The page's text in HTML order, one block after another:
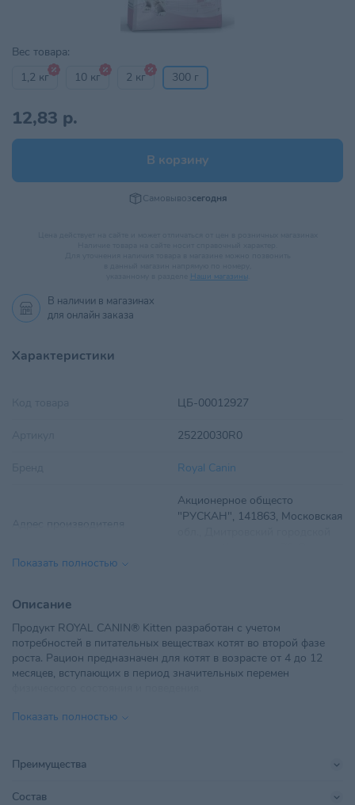
Вес товара:
1,2 кг
10 кг 2 кг 300 г
12,83 р.
В корзину
Самовывозсегодня
Наши магазины.
В наличии в магазинах
для онлайн заказа
Характеристики
ЦБ-00012927
25220030R0
Royal Canin
Акционерное общесто
"РУСКАН", 141863, Московская
Вид корма
Вкус Птица
Возраст питомца Котята
Линейка бренда
Показать полностью
Описание
Продукт ROYAL CANIN® Kitten разработан с учетом
потребностей в питательных веществах котят во второй фазе
роста. Рацион предназначен для котят в возрасте от 4 до 12
месяцев, вступающих в период значительных перемен
иммунной системы котенка за счет содержания питательных
антиоксиданты стимулируют более высокий и быстрый подъем
ROYAL CANIN® Kitten обогащен полиненасыщенной жирной
Показать полностью
Преимущества
Состав